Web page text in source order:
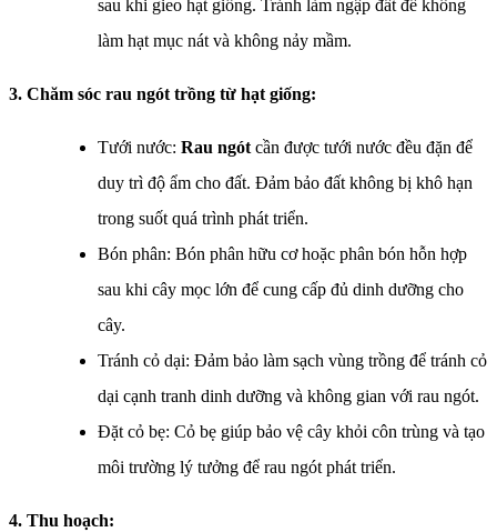
sau khi gieo hạt giống. Tránh làm ngập đất để không
làm hạt mục nát và không nảy mầm.
3. Chăm sóc rau ngót trồng từ hạt giống:
Tưới nước: Rau ngót cần được tưới nước đều đặn để
duy trì độ ẩm cho đất. Đảm bảo đất không bị khô hạn
trong suốt quá trình phát triển.
Bón phân: Bón phân hữu cơ hoặc phân bón hỗn hợp
sau khi cây mọc lớn để cung cấp đủ dinh dưỡng cho
cây.
Tránh cỏ dại: Đảm bảo làm sạch vùng trồng để tránh cỏ
dại cạnh tranh dinh dưỡng và không gian với rau ngót.
Đặt cỏ bẹ: Cỏ bẹ giúp bảo vệ cây khỏi côn trùng và tạo
môi trường lý tưởng để rau ngót phát triển.
4. Thu hoạch: